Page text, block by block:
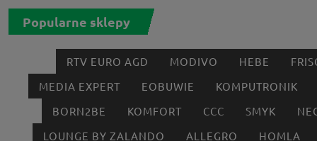
Popularne sklepy
RTV EURO AGD MODIVO HEBE
MEDIA EXPERT
EOBUWIE
KOMPUTRONIK
BORN2BE
KOMFORT CCC SMYK
LOUNGE BY ZALANDO
ALLEGRO
HOMLA